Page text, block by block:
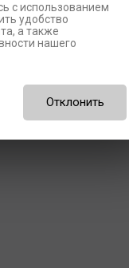
с использованием
удобство
а также
нашего
Отклонить